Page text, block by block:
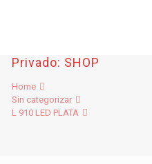
Privado: SHOP
Home
Sin categorizar
L 910 LED PLATA